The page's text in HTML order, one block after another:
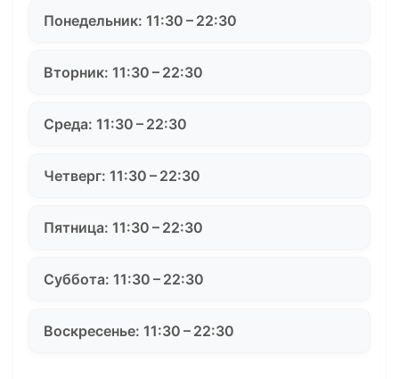
Понедельник: 11:30 – 22:30
Вторник: 11:30 – 22:30
Среда: 11:30 – 22:30
Четверг: 11:30 – 22:30
Пятница: 11:30 – 22:30
Суббота: 11:30 – 22:30
Воскресенье: 11:30 – 22:30